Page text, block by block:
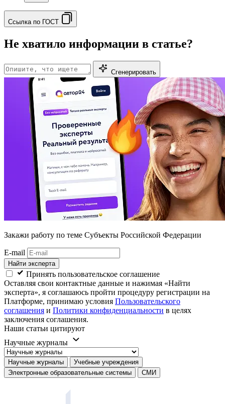
Ссылка по ГОСТ
Не хватило информации в статье?
Сгенерировать
Закажи работу по теме Субъекты Российской Федерации
E-mail
Найти эксперта
Принять пользовательское соглашение
Оставляя свои контактные данные и нажимая «Найти
эксперта», я соглашаюсь пройти процедуру регистрации на
Платформе, принимаю условия Пользовательского
соглашения и Политики конфиденциальности в целях
заключения соглашения.
Наши статьи цитируют
Научные журналы
Научные журналы
Учебные учреждения
Электронные образовательные системы
СМИ